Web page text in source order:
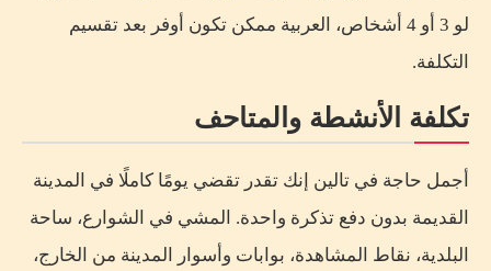
لو 3 أو 4 أشخاص، العربية ممكن تكون أوفر بعد تقسيم
التكلفة.
تكلفة الأنشطة والمتاحف
أجمل حاجة في تالين إنك تقدر تقضي يومًا كاملًا في المدينة
القديمة بدون دفع تذكرة واحدة. المشي في الشوارع، ساحة
البلدية، نقاط المشاهدة، بوابات وأسوار المدينة من الخارج،